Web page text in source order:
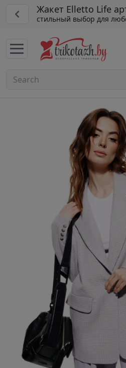
Жакет Elletto Life
стильный выбор для